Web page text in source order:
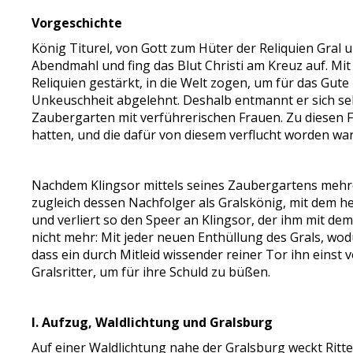
Vorgeschichte
König Titurel, von Gott zum Hüter der Reliquien Gral
Abendmahl und fing das Blut Christi am Kreuz auf.
Reliquien gestärkt, in die Welt zogen, um für das
Unkeuschheit abgelehnt. Deshalb entmannt er sich
Zaubergarten mit verführerischen Frauen. Zu diesen
hatten, und die dafür von diesem verflucht worden
Nachdem Klingsor mittels seines Zaubergartens
zugleich dessen Nachfolger als Gralskönig, mit dem
und verliert so den Speer an Klingsor, der ihm mit
nicht mehr: Mit jeder neuen Enthüllung des Grals,
dass ein durch Mitleid wissender reiner Tor ihn einst
Gralsritter, um für ihre Schuld zu büßen.
I. Aufzug, Waldlichtung und Gralsburg
Auf einer Waldlichtung nahe der Gralsburg weckt